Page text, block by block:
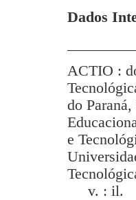
Dados
ACTIO :
do
e
v. : il.